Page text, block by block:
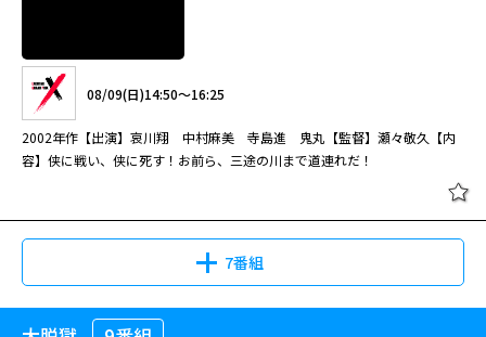
ば、できるものならマスター（小林薫）が作ってくれる。今夜も、小寿々
（綾田俊樹）や忠さん（不破万作）たち、お馴染みの面々が、めしやで話に
花を咲かせている。
08/28(金)22:55～23:55
後でのレシピ紹介は、パワーアップして今回も健在！ 繁華街の片隅の小さ
な食堂。営業時間は深夜0時から朝の7時頃まで。人呼んで「深夜食堂」。
ば、できるものならマスター（小林薫）が作ってくれる。今夜も、小寿々
「世にも奇妙な物語」 『地獄は満員』 出演：津川雅彦／松重豊（2004
年）／ 『家族会議』 出演：田中美佐子／渡辺いっけい（2006年）（44
分）
世にも奇妙な物語 傑作選 #9 「地獄
は満員」/「家族会議」
08/15(土)00:20～01:10
08/09(日)14:50～16:25
2002年作【出演】哀川翔 中村麻美 寺島進 鬼丸【監督】瀬々敬久【内
容】侠に戦い、侠に死す！お前ら、三途の川まで道連れだ！
7番組